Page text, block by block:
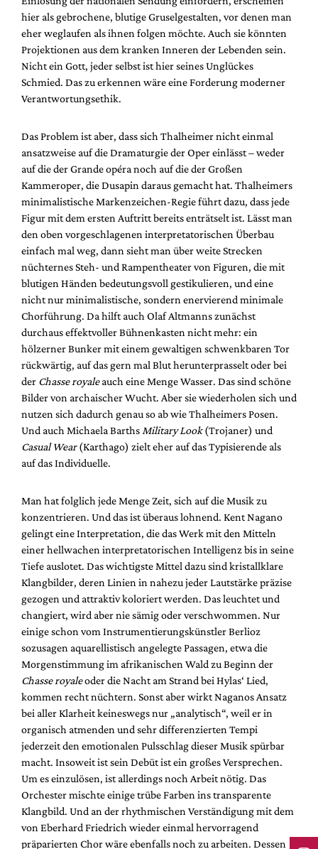
hier als gebrochene, blutige Gruselgestalten, vor denen man
eher weglaufen als ihnen folgen möchte. Auch sie könnten
Projektionen aus dem kranken Inneren der Lebenden sein.
Nicht ein Gott, jeder selbst ist hier seines Unglückes
Schmied. Das zu erkennen wäre eine Forderung moderner
Verantwortungsethik.
Das Problem ist aber, dass sich Thalheimer nicht einmal
ansatzweise auf die Dramaturgie der Oper einlässt – weder
auf die der Grande opéra noch auf die der Großen
Kammeroper, die Dusapin daraus gemacht hat. Thalheimers
minimalistische Markenzeichen-Regie führt dazu, dass jede
Figur mit dem ersten Auftritt bereits enträtselt ist. Lässt man
den oben vorgeschlagenen interpretatorischen Überbau
einfach mal weg, dann sieht man über weite Strecken
nüchternes Steh- und Rampentheater von Figuren, die mit
blutigen Händen bedeutungsvoll gestikulieren, und eine
nicht nur minimalistische, sondern enervierend minimale
Chorführung. Da hilft auch Olaf Altmanns zunächst
durchaus effektvoller Bühnenkasten nicht mehr: ein
hölzerner Bunker mit einem gewaltigen schwenkbaren Tor
rückwärtig, auf das gern mal Blut herunterprasselt oder bei
der Chasse royaleauch eine Menge Wasser. Das sind schöne
Bilder von archaischer Wucht. Aber sie wiederholen sich und
nutzen sich dadurch genau so ab wie Thalheimers Posen.
Und auch Michaela Barths Military Look(Trojaner) und
Casual Wear(Karthago) zielt eher auf das Typisierende als
auf das Individuelle.
Man hat folglich jede Menge Zeit, sich auf die Musik zu
konzentrieren. Und das ist überaus lohnend. Kent Nagano
gelingt eine Interpretation, die das Werk mit den Mitteln
einer hellwachen interpretatorischen Intelligenz bis in seine
Tiefe auslotet. Das wichtigste Mittel dazu sind kristallklare
Klangbilder, deren Linien in nahezu jeder Lautstärke präzise
gezogen und attraktiv koloriert werden. Das leuchtet und
changiert, wird aber nie sämig oder verschwommen. Nur
einige schon vom Instrumentierungskünstler Berlioz
sozusagen aquarellistisch angelegte Passagen, etwa die
Morgenstimmung im afrikanischen Wald zu Beginn der
Chasse royaleoder die Nacht am Strand bei Hylas‘ Lied,
kommen recht nüchtern. Sonst aber wirkt Naganos Ansatz
bei aller Klarheit keineswegs nur „analytisch“, weil er in
organisch atmenden und sehr differenzierten Tempi
jederzeit den emotionalen Pulsschlag dieser Musik spürbar
macht. Insoweit ist sein Debüt ist ein großes Versprechen.
Um es einzulösen, ist allerdings noch Arbeit nötig. Das
Orchester mischte einige trübe Farben ins transparente
Klangbild. Und an der rhythmischen Verständigung mit dem
von Eberhard Friedrich wieder einmal hervorragend
präparierten Chor wäre ebenfalls noch zu arbeiten. Dessen